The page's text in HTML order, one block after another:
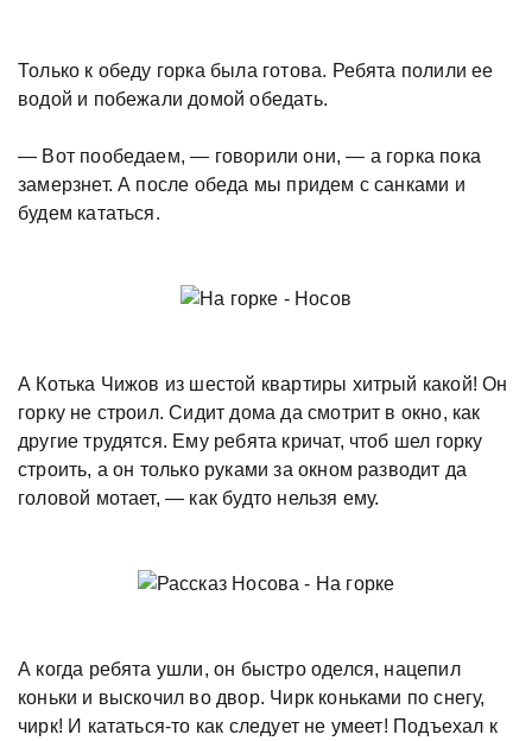
Только к обеду горка была готова. Ребята полили ее
водой и побежали домой обедать.
— Вот пообедаем, — говорили они, — а горка пока
замерзнет. А после обеда мы придем с санками и
будем кататься.
А Котька Чижов из шестой квартиры хитрый какой! Он
горку не строил. Сидит дома да смотрит в окно, как
другие трудятся. Ему ребята кричат, чтоб шел горку
строить, а он только руками за окном разводит да
головой мотает, — как будто нельзя ему.
А когда ребята ушли, он быстро оделся, нацепил
коньки и выскочил во двор. Чирк коньками по снегу,
чирк! И кататься-то как следует не умеет! Подъехал к